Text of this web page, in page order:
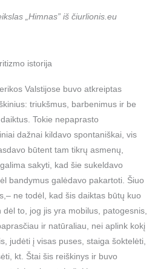
„Himnas” iš čiurlionis.eu
istorija
Valstijose buvo atkreiptas
triukšmus, barbenimus ir be
Tokie nepaprasto
dažnai kildavo spontaniškai, vis
būtent tam tikrų asmenų,
sakyti, kad šie sukeldavo
bandymus galėdavo pakartoti. Šiuo
ne todėl, kad šis daiktas būtų kuo
to, jog jis yra mobilus, patogesnis,
ir natūraliau, nei aplink kokį
judėti į visas puses, staiga šoktelėti,
kt. Štai šis reiškinys ir buvo